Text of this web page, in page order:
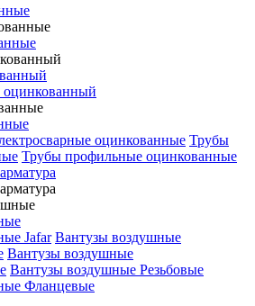
оцинкованные Трубы
Трубы профильные оцинкованные
Jafar Вантузы воздушные
Вантузы воздушные
Вантузы воздушные Резьбовые
Фланцевые